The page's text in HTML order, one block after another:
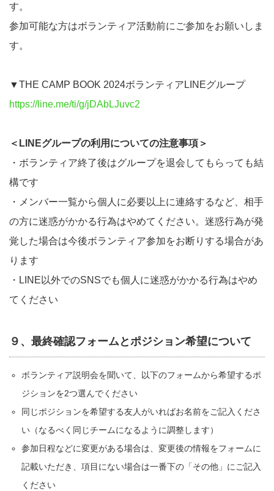
す。
参加可能な方はボランティア活動前にご参加をお願いしま
す。
▼THE CAMP BOOK 2024ボランティアLINEグループ
https://line.me/ti/g/jDAbLJuvc2
＜LINEグループの利用についての注意事項＞
・ボランティア終了後はグループを退会してもらっても結
構です
・メンバー一覧から個人に必要以上に連絡するなど、相手
の方に迷惑がかかる行為はやめてください。迷惑行為が発
覚した場合は今後ボランティア参加をお断りする場合があ
ります
・LINE以外でのSNSでも個人に迷惑がかかる行為はやめ
てください
９、最終確認フォームとポジション希望について
ボランティア説明会を聞いて、以下のフォームから希望するポ
ジションを2つ選んでください
同じポジションを希望する友人がいればお名前をご記入くださ
い（なるべく同じチームになるように調整します）
参加日程などに変更がある場合は、変更後の情報をフォームに
記載いただき、項目にない場合は一番下の「その他」にご記入
ください